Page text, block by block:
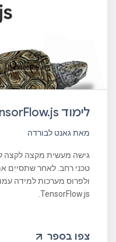
לימוד TensorFlow.js
מאת גאנט לבורדה
טכני רחב. לאחר שתסיים
ולפרוס מערכות למידה
TensorFlow.js.
צפו בספר